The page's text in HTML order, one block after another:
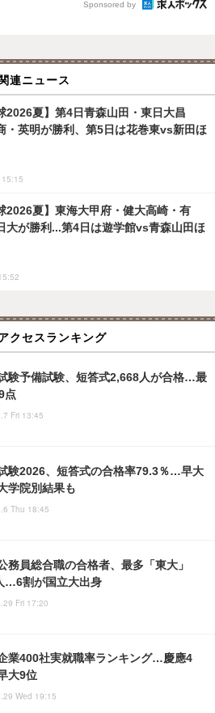
Sponsored by
関連ニュース
2026夏】第4日青森山田・東日大昌
・英明が勝利、第5日は花巻東vs新田ほ
2026夏】東海大甲府・健大高崎・有
大が勝利...第4日は遊学館vs青森山田ほ
クセスランキング
験予備試験、短答式2,668人が合格…最
点
Fri 13:45
験2026、短答式の合格率79.3％…早大
学院別結果も
Thu 18:45
務員総合職の合格者、最多「東大」
…6割が国立大出身
Fri 17:20
業400社実就職率ランキング…慶應4
大9位
Wed 19:15